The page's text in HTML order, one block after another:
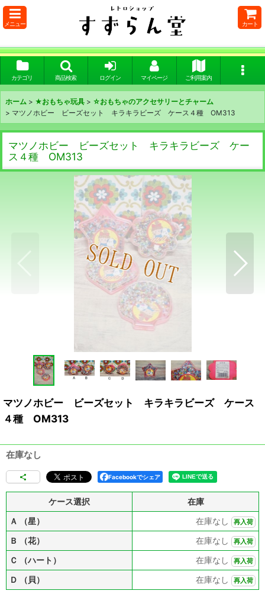
メニュー カート
カテゴリ 商品検索 ログイン マイページ ご利用案内
ホーム > ★おもちゃ玩具 > ☆おもちゃのアクセサリーとチャーム
> マツノホビー ビーズセット キラキラビーズ ケース４種 OM313
マツノホビー ビーズセット キラキラビーズ ケー
ス４種 OM313
マツノホビー ビーズセット キラキラビーズ ケース
４種 OM313
在庫なし
Facebookでシェア
ケース選択
在庫
Ａ （星）
在庫なし 再入荷
Ｂ （花） 在庫なし 再入荷
Ｃ （ハート） 在庫なし 再入荷
Ｄ （貝） 在庫なし 再入荷